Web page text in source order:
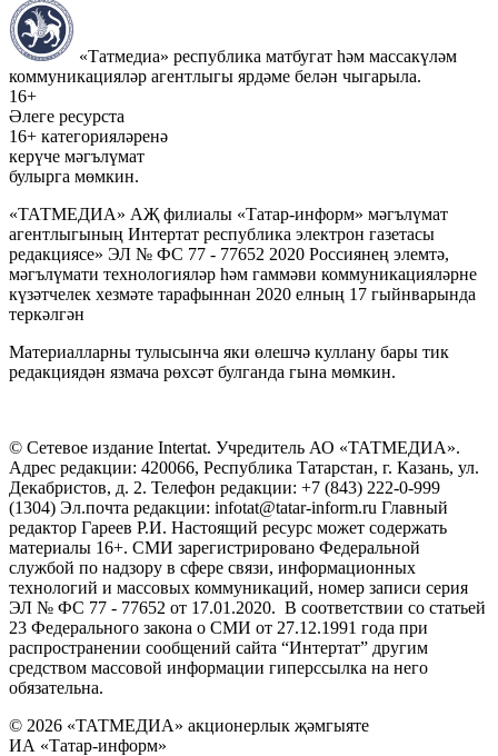
«Татмедиа» республика матбугат һәм массакүләм
коммуникацияләр агентлыгы ярдәме белән чыгарыла.
16+
Әлеге ресурста
16+ категорияләренә
керүче мәгълүмат
булырга мөмкин.
«ТАТМЕДИА» АҖ филиалы «Татар-информ» мәгълүмат
агентлыгының Интертат республика электрон газетасы
редакциясе» ЭЛ № ФС 77 - 77652 2020 Россиянең элемтә,
мәгълүмати технологияләр һәм гаммәви коммуникацияләрне
күзәтчелек хезмәте тарафыннан 2020 елның 17 гыйнварында
теркәлгән
Материалларны тулысынча яки өлешчә куллану бары тик
редакциядән язмача рөхсәт булганда гына мөмкин.
© Сетевое издание Intertat. Учредитель АО «ТАТМЕДИА».
Адрес редакции: 420066, Республика Татарстан, г. Казань, ул.
Декабристов, д. 2. Телефон редакции: +7 (843) 222-0-999
(1304) Эл.почта редакции: infotat@tatar-inform.ru Главный
редактор Гареев Р.И. Настоящий ресурс может содержать
материалы 16+. СМИ зарегистрировано Федеральной
службой по надзору в сфере связи, информационных
технологий и массовых коммуникаций, номер записи серия
ЭЛ № ФС 77 - 77652 от 17.01.2020. В соответствии со статьей
23 Федерального закона о СМИ от 27.12.1991 года при
распространении сообщений сайта “Интертат” другим
средством массовой информации гиперссылка на него
обязательна.
© 2026 «ТАТМЕДИА» акционерлык җәмгыяте
ИА «Татар-информ»